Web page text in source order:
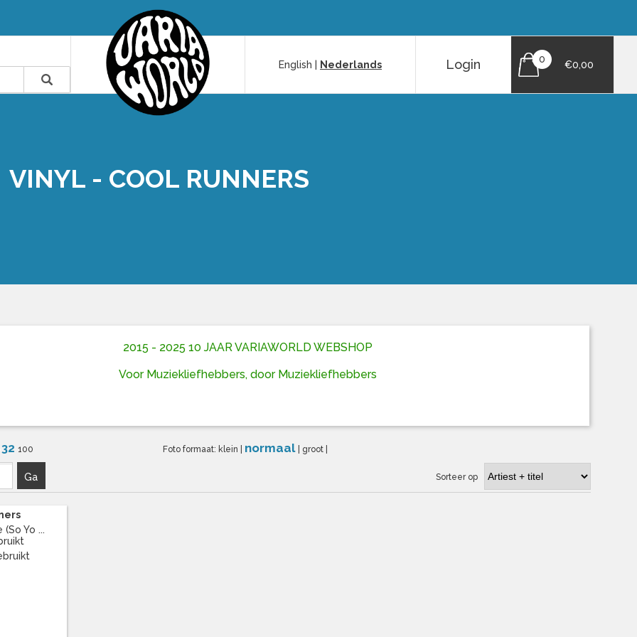
English
Nederlands Login 0 €0,00
VINYL - COOL RUNNERS
2015 - 2025 10 JAAR VARIAWORLD WEBSHOP
Voor Muziekliefhebbers, door Muziekliefhebbers
32 100 Foto formaat: klein normaal groot
Ga Sorteer op
Yo ...